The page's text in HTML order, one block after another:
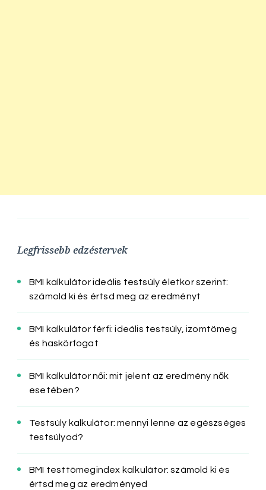
Legfrissebb edzéstervek
BMI kalkulátor ideális testsúly életkor szerint:
számold ki és értsd meg az eredményt
BMI kalkulátor férfi: ideális testsúly, izomtömeg
és haskörfogat
BMI kalkulátor női: mit jelent az eredmény nők
esetében?
Testsúly kalkulátor: mennyi lenne az egészséges
testsúlyod?
BMI testtömegindex kalkulátor: számold ki és
értsd meg az eredményed